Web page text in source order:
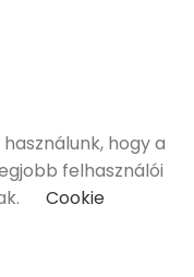
hogy a
felhasználói
Cookie